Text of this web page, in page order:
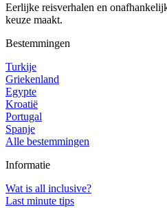
Eerlijke reisverhalen en
keuze maakt.
Bestemmingen
Turkije
Griekenland
Egypte
Kroatië
Portugal
Spanje
Alle bestemmingen
Informatie
Wat is all inclusive?
Last minute tips